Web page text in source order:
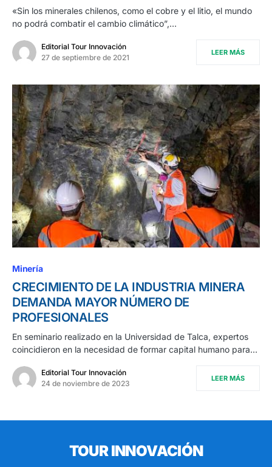
«Sin los minerales chilenos, como el cobre y el litio, el mundo
no podrá combatir el cambio climático”,…
Editorial Tour Innovación
27 de septiembre de 2021
LEER MÁS
Minería
CRECIMIENTO DE LA INDUSTRIA MINERA
DEMANDA MAYOR NÚMERO DE
PROFESIONALES
En seminario realizado en la Universidad de Talca, expertos
coincidieron en la necesidad de formar capital humano para…
Editorial Tour Innovación
24 de noviembre de 2023
LEER MÁS
TOUR INNOVACIÓN